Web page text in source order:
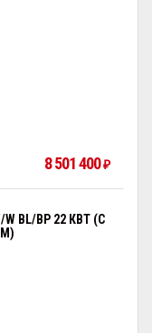
8 501 400₽
BL/BP 22 КВТ (С